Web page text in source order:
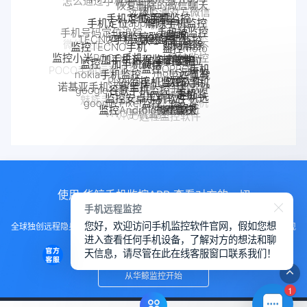
手机号码定位追踪
手机定位app
手机定位追踪
华鲸手机监控
解除手机监控
监听
手机被监控
如何解除
手机是不
是被监控
了
手机被别人
监控了怎么
解除
小米POCO远程控制
POCO手机远程监控
监控小米POCO手机
监控TECNO手机
TECNO手机远程监控
远程监控联想手机
联想手机监控
监控moto
手机
摩托罗拉
moto远程监
控
监控真我
手机软件
真我手机远程
监控别人手机
realme手机
监控
怎么远程监控中兴
中兴myos手机监控
魅族手机怎么远程监控另一台手
机
魅族手机监控
诺基亚手机远程监控
nokia手机监控
监控一加手机微信
一加手机远程监控软件
一加手机监控
监控OPPO手机
软件
OPPO手机
定位
OPPO手机远
程监控
手机窃听
VIVO远程监控软件
VIVO手机监控
google Pixel监控
google谷歌手机监控
Pixel监控APP
Pixel手机监控软件
google手机监
控
Android软件
监控Android微信聊天
监控安卓手机软件
使用 华鲸手机监控APP 查看对方的一切
全球独创远程隐身运行监控手机，不用经过对方同意安装，100%不让对方发现
知道
从华鲸监控开始
1
手机远程监控
您好，欢迎访问手机监控软件官网，假如您想
进入查看任何手机设备，了解对方的想法和聊
天信息，请尽管在此在线客服窗口联系我们！